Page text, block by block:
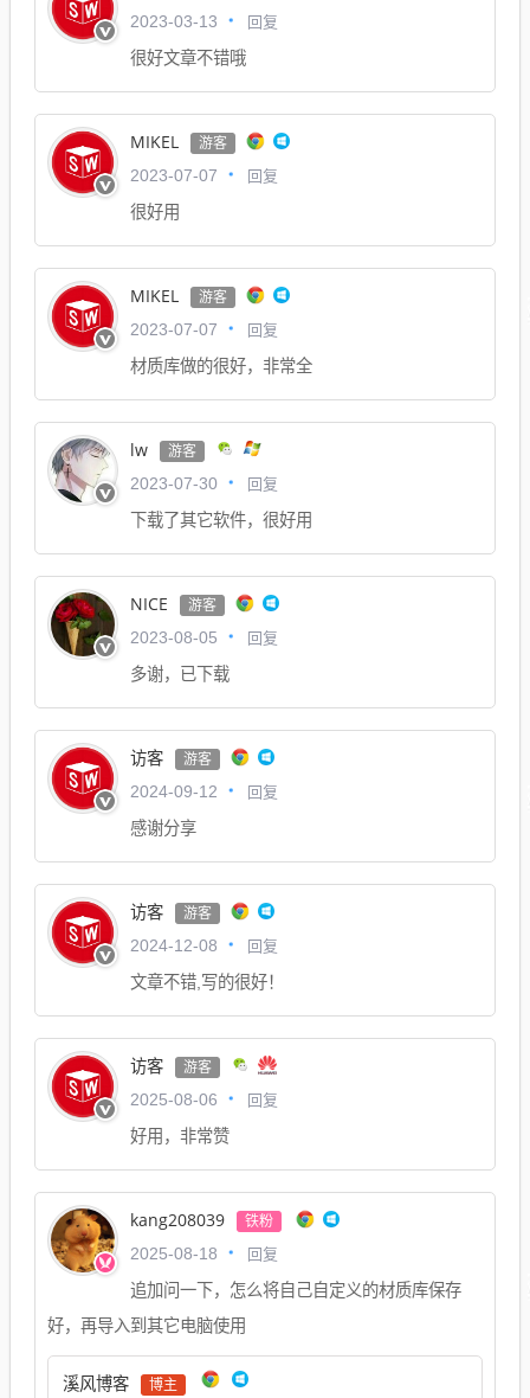
2023-03-13 回复
很好文章不错哦
MIKEL 游客
2023-07-07 回复
很好用
MIKEL 游客
2023-07-07 回复
材质库做的很好，非常全
lw 游客
2023-07-30 回复
下载了其它软件，很好用
NICE 游客
2023-08-05 回复
多谢，已下载
访客 游客
2024-09-12 回复
感谢分享
访客 游客
2024-12-08 回复
文章不错,写的很好！
访客 游客
2025-08-06 回复
好用，非常赞
kang208039 铁粉
2025-08-18 回复
追加问一下，怎么将自己自定义的材质库保存
好，再导入到其它电脑使用
溪风博客 博主